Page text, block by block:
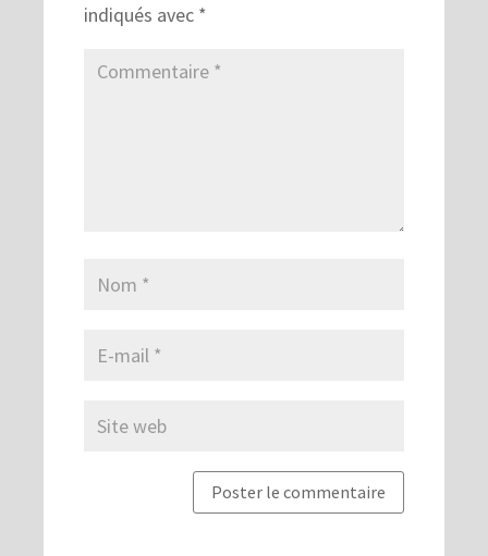
indiqués avec *